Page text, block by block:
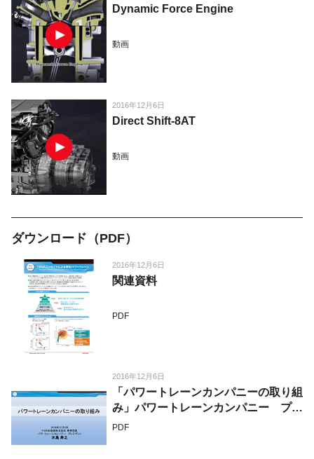
Dynamic Force Engine
動画
2016年12月6日
Direct Shift-8AT
動画
ダウンロード（PDF）
2016年12月6日
関連資料
PDF
2016年12月6日
「パワートレーンカンパニーの取り組
み」パワートレーンカンパニー プレ
ジデント 水島 寿之
PDF